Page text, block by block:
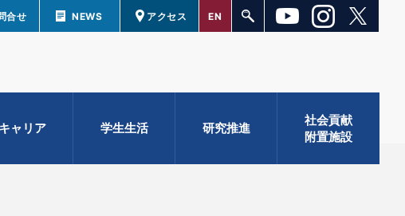
合せ NEWS アクセス EN
キャリア 学生生活 研究推進
社会貢献
附置施設